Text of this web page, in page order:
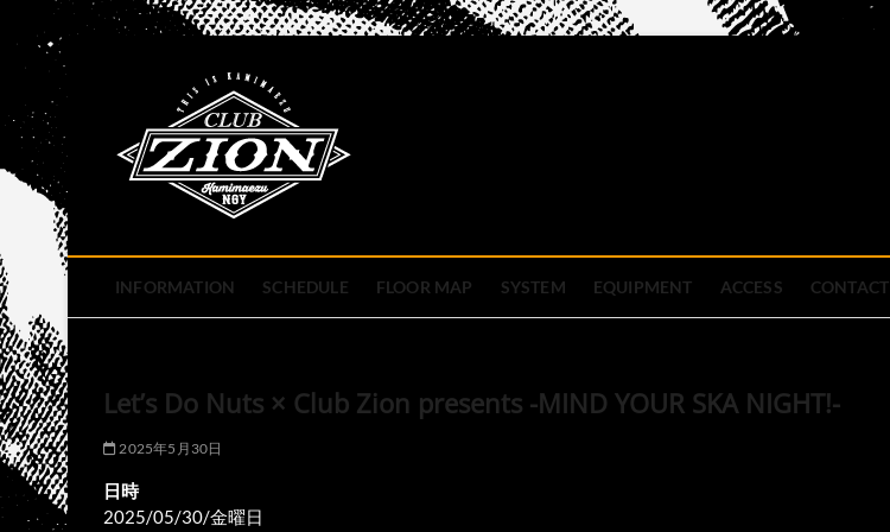
content
INFORMATION SCHEDULE FLOOR MAP SYSTEM EQUIPMENT ACCESS CONTACT
Let’s Do Nuts × Club Zion presents -MIND YOUR SKA NIGHT!-
2025年5月30日
日時
2025/05/30/金曜日